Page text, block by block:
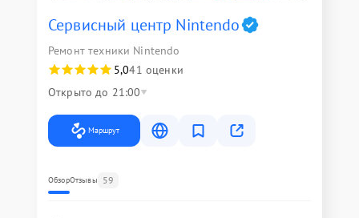
Сервисный центр Nintendo
Ремонт техники Nintendo
5,041 оценки
Открыто до 21:00
Маршрут
ОбзорОтзывы 59